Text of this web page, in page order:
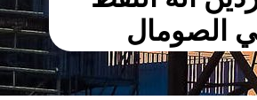
الصومال